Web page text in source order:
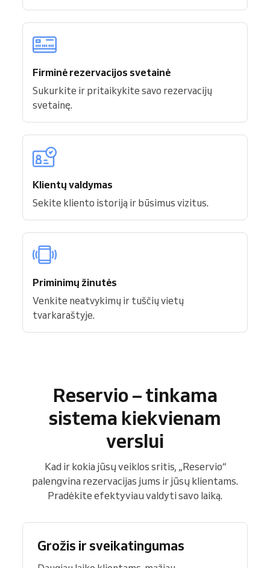
Firminė rezervacijos svetainė
Sukurkite ir pritaikykite savo rezervacijų
svetainę.
Klientų valdymas
Sekite kliento istoriją ir būsimus vizitus.
Priminimų žinutės
Venkite neatvykimų ir tuščių vietų
tvarkaraštyje.
Reservio – tinkama
sistema kiekvienam
verslui
Kad ir kokia jūsų veiklos sritis, „Reservio“
palengvina rezervacijas jums ir jūsų klientams.
Pradėkite efektyviau valdyti savo laiką.
Grožis ir sveikatingumas